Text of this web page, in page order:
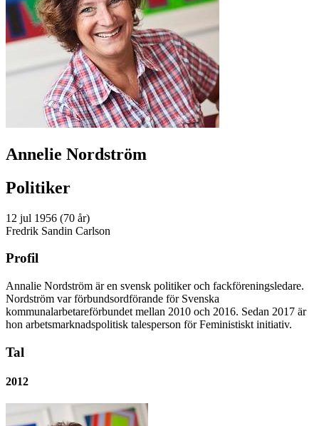
Annelie Nordström
Politiker
12 jul 1956 (70 år)
Fredrik Sandin Carlson
Profil
Annalie Nordström är en svensk politiker och fackföreningsledare.
Nordström var förbundsordförande för Svenska
kommunalarbetareförbundet mellan 2010 och 2016. Sedan 2017 är
hon arbetsmarknadspolitisk talesperson för Feministiskt initiativ.
Tal
2012